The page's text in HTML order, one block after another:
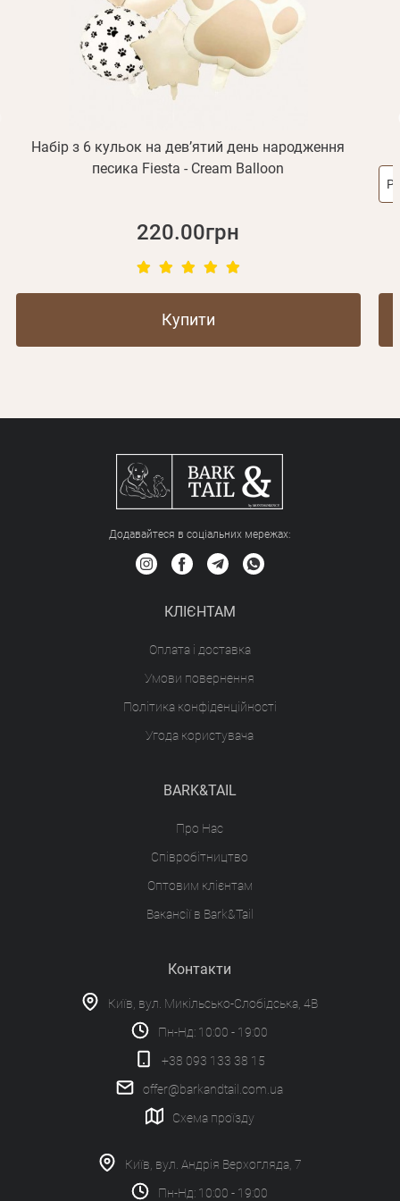
Набір з 6 кульок на девʼятий день народження
песика Fiesta - Cream Balloon
220.00грн
Купити
Додавайтеся в соціальних мережах:
КЛІЄНТАМ
Оплата і доставка
Умови повернення
Політика конфіденційності
Угода користувача
BARK&TAIL
Про Нас
Співробітництво
Оптовим клієнтам
Вакансії в Bark&Tail
Контакти
Київ, вул. Микільсько-Слобідська, 4В
Пн-Нд: 10:00 - 19:00
+38 093 133 38 15
offer@barkandtail.com.ua
Схема проїзду
Київ, вул. Андрія Верхогляда, 7
Пн-Нд: 10:00 - 19:00
Відправити
Реєстрація
або з допомогою
Згадали пароль?
Повторити відправку